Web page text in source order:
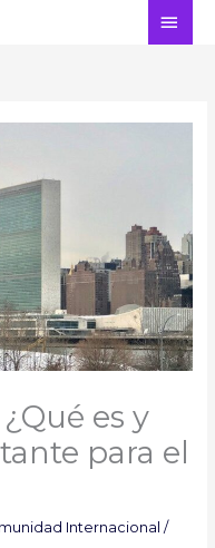
es y
para el
Internacional /